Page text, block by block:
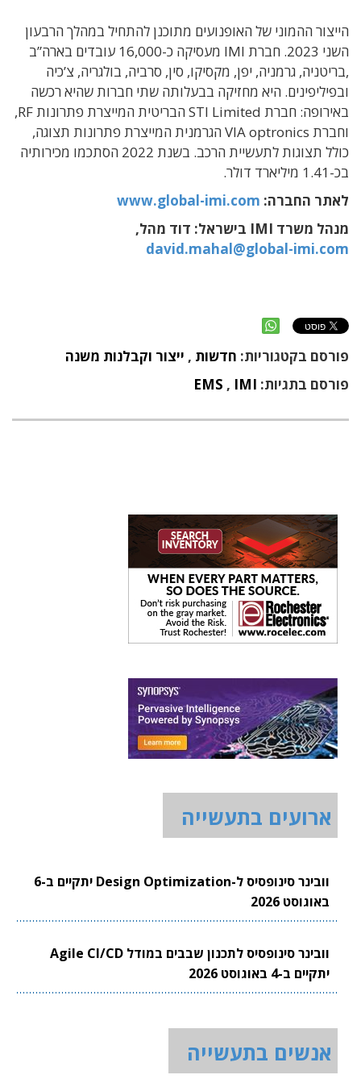
הייצור ההמוני של האופנועים מתוכנן להתחיל במהלך הרבעון
השני 2023. חברת IMI מעסיקה כ-16,000 עובדים בארה”ב
,בריטניה, גרמניה, יפן, מקסיקו, סין, סרביה, בולגריה, צ’כיה
ובפיליפינים. היא מחזיקה בבעלותה שתי חברות שהיא רכשה
באירופה: חברת STI Limited הבריטית המייצרת פתרונות RF,
וחברת VIA optronics הגרמנית המייצרת פתרונות תצוגה,
כולל תצוגות לתעשיית הרכב. בשנת 2022 הסתכמו מכירותיה
בכ-1.41 מיליארד דולר.
לאתר החברה: www.global-imi.com
מנהל משרד IMI בישראל: דוד מהל,
david.mahal@global-imi.com
פורסם בקטגוריות: חדשות , ייצור וקבלנות משנה
פורסם בתגיות:
EMS , IMI
ארועים בתעשייה
וובינר סינופסיס ל-Design Optimization יתקיים ב-6
באוגוסט 2026
וובינר סינופסיס לתכנון שבבים במודל Agile CI/CD
יתקיים ב-4 באוגוסט 2026
אנשים בתעשייה